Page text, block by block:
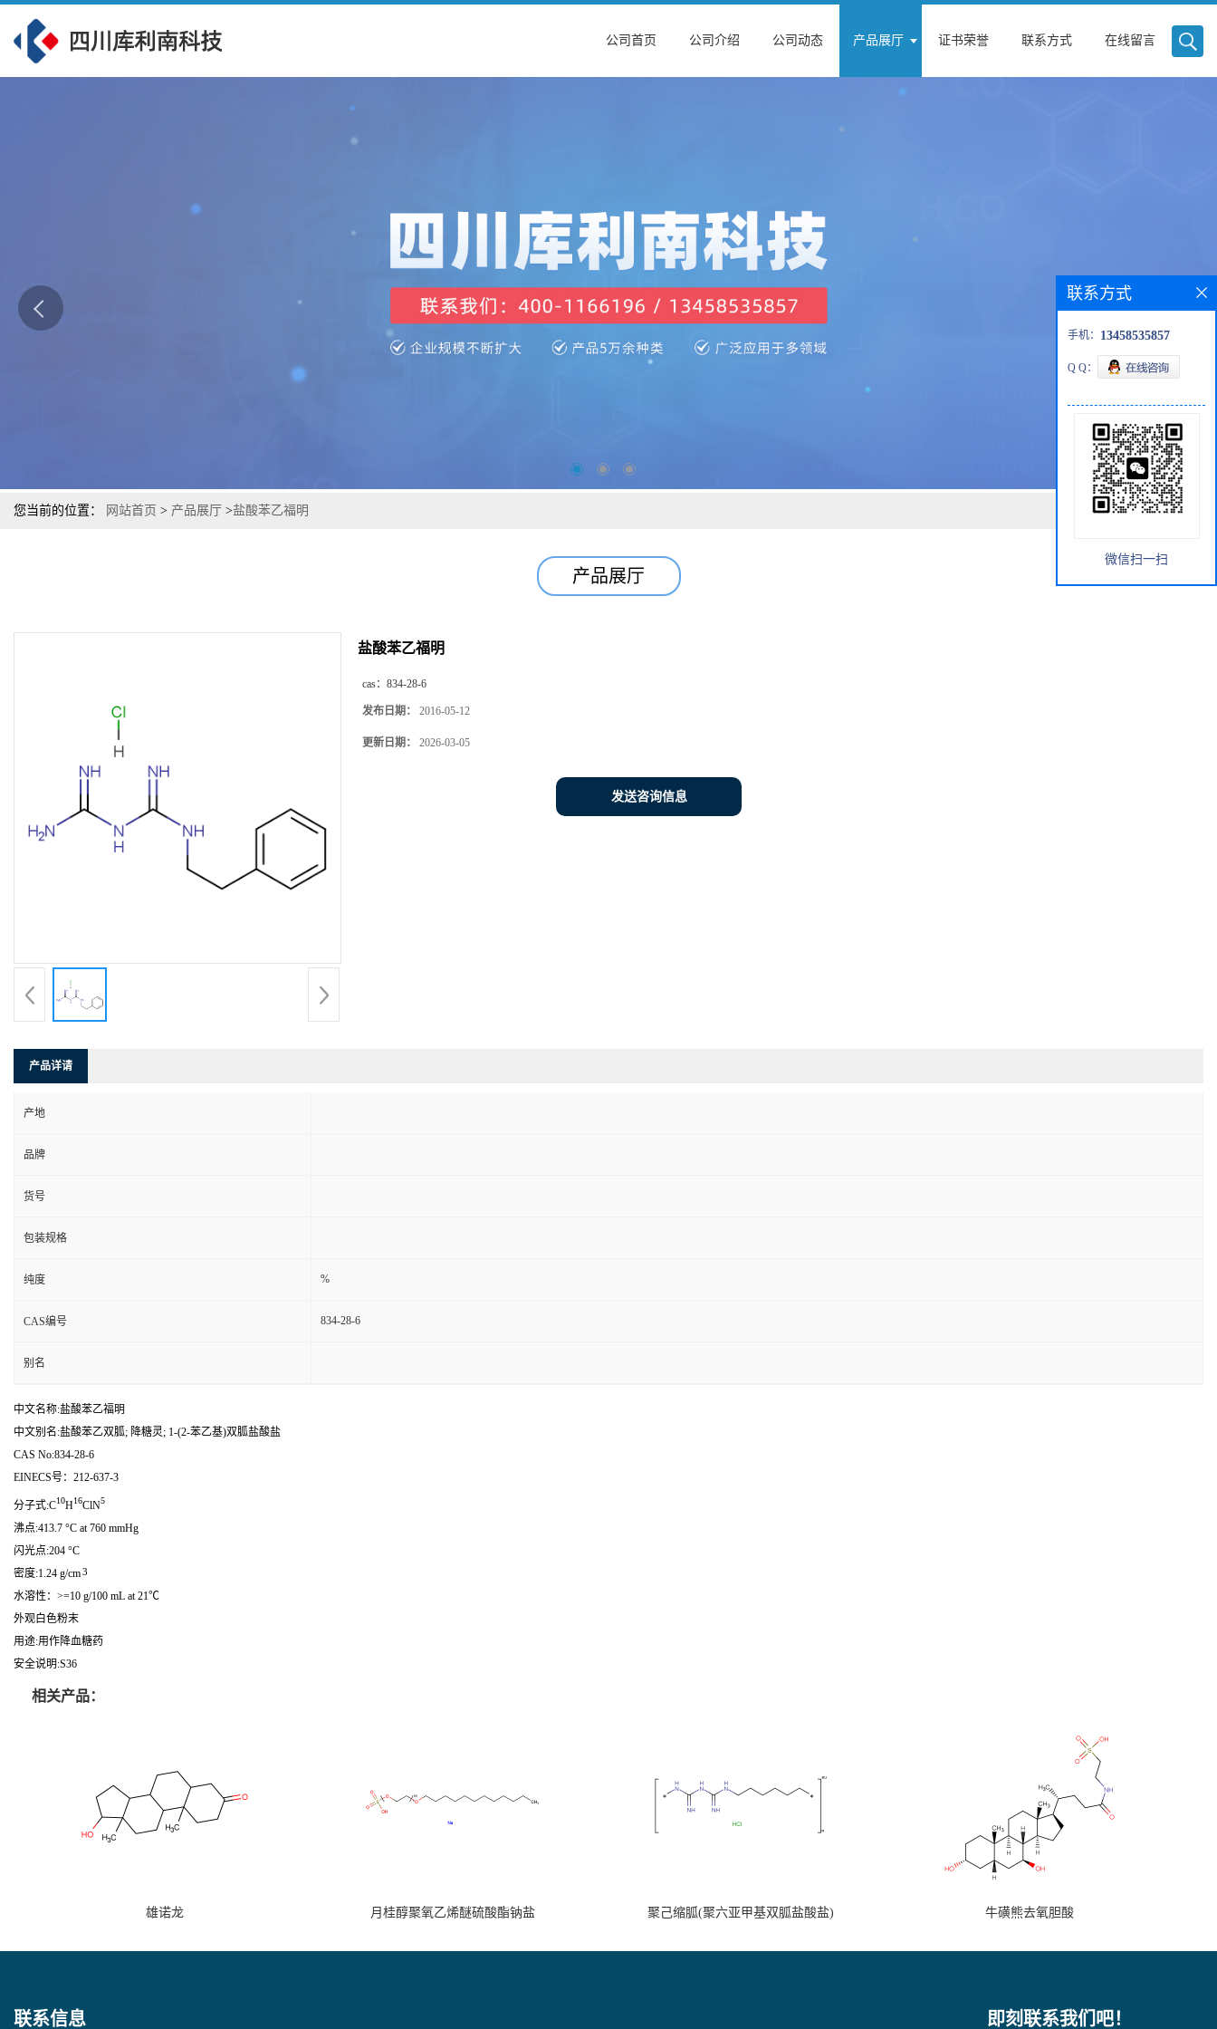
公司首页 公司介绍 公司动态 产品展厅 证书荣誉 联系方式 在线留言
您当前的位置： 网站首页 > 产品展厅 >盐酸苯乙福明
产品展厅
盐酸苯乙福明
cas： 834-28-6
发布日期： 2016-05-12
更新日期： 2026-03-05
发送咨询信息
产品详请
产地
品牌
货号
包装规格
纯度 %
CAS编号 834-28-6
别名
中文名称:盐酸苯乙福明
中文别名:盐酸苯乙双胍; 降糖灵; 1-(2-苯乙基)双胍盐酸盐
CAS No:834-28-6
EINECS号：212-637-3
分子式:C10H16ClN5
沸点:413.7 °C at 760 mmHg
闪光点:204 °C
密度:1.24 g/cm3
水溶性：>=10 g/100 mL at 21℃
外观白色粉末
用途:用作降血糖药
安全说明:S36
相关产品：
雄诺龙 月桂醇聚氧乙烯醚硫酸酯钠盐 聚己缩胍(聚六亚甲基双胍盐酸盐) 牛磺熊去氧胆酸
联系方式
手机： 13458535857
Q Q：
微信扫一扫
联系信息 即刻联系我们吧！